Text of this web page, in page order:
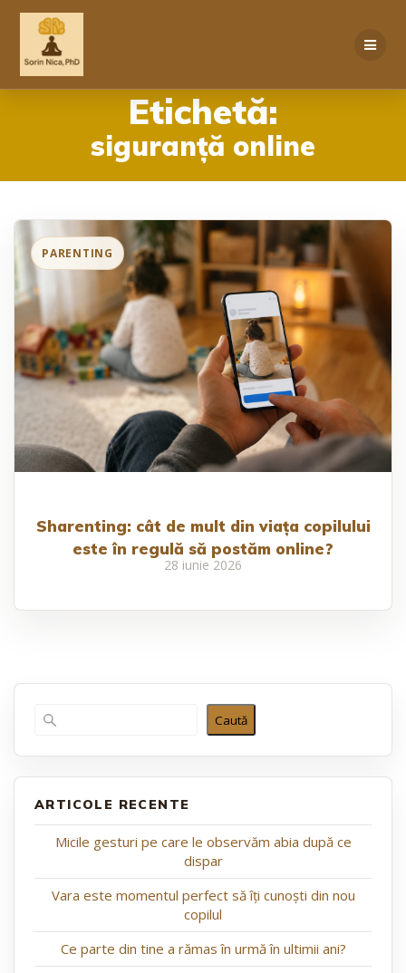
Etichetă:
siguranță online
Sharenting: cât de mult din viața copilului
este în regulă să postăm online?
28 iunie 2026
Caută
ARTICOLE RECENTE
Micile gesturi pe care le observăm abia după ce
dispar
Vara este momentul perfect să îți cunoști din nou
copilul
Ce parte din tine a rămas în urmă în ultimii ani?